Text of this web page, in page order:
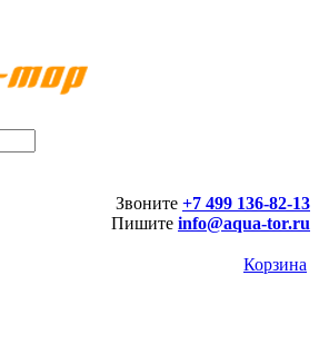
Звоните +7 499 136-82-13
Пишите info@aqua-tor.ru
Корзина